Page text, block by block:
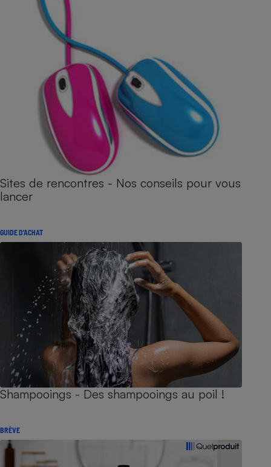
Sites de rencontres - Nos conseils pour vous
lancer
GUIDE D'ACHAT
Shampooings - Des shampooings au poil !
BRÈVE